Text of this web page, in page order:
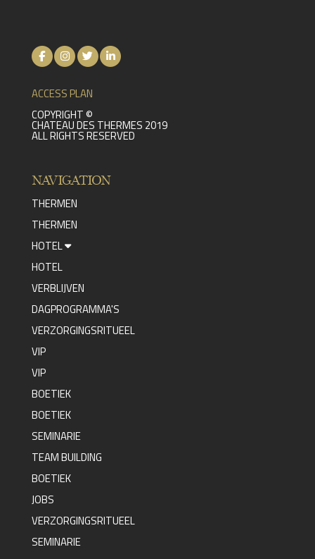
ACCESS PLAN
COPYRIGHT ©
CHATEAU DES THERMES 2019
ALL RIGHTS RESERVED
NAVIGATION
THERMEN
THERMEN
HOTEL
HOTEL
VERBLIJVEN
DAGPROGRAMMA'S
VERZORGINGSRITUEEL
VIP
VIP
BOETIEK
BOETIEK
SEMINARIE
TEAM BUILDING
BOETIEK
JOBS
VERZORGINGSRITUEEL
SEMINARIE